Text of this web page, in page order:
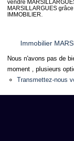
vendre
MARSILLARGUES
IMMOBILIER.
Immobilier
Nous n'avons pas de
moment , plusieurs
Transmettez-nous